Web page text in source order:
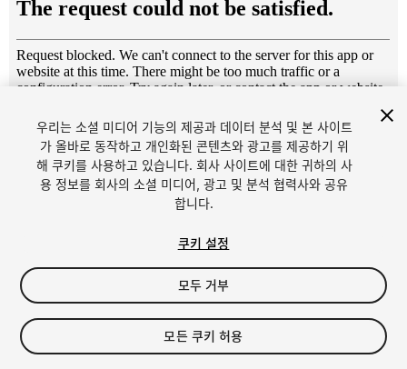
1/12
$6
세금/부가세는 결제 시 반영됩니다.
우리는 소셜 미디어 기능의 제공과 데이터 분석 및 본 사이트
가 올바로 동작하고 개인화된 콘텐츠와 광고를 제공하기 위
해 쿠키를 사용하고 있습니다. 회사 사이트에 대한 귀하의 사
용 정보를 회사의 소셜 미디어, 광고 및 분석 협력사와 공유
합니다.
쿠키 설정
모두 거부
모든 쿠키 허용